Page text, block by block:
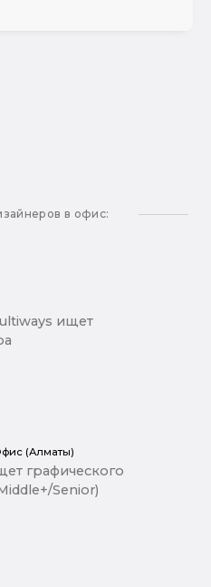
в офис:
ищет
(Алматы)
графического
Senior)